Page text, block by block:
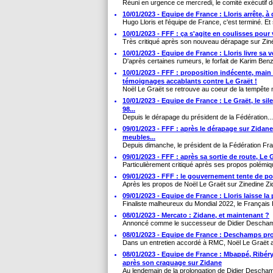
Réuni en urgence ce mercredi, le comité exécutif
10/01/2023 - Equipe de France : Lloris arrête,
Hugo Lloris et l'équipe de France, c'est terminé. Et
10/01/2023 - FFF : ça s'agite en coulisses pour
Très critiqué après son nouveau dérapage sur
10/01/2023 - Equipe de France : Lloris livre sa
D'après certaines rumeurs, le forfait de Karim
10/01/2023 - FFF : proposition indécente,
témoignages accablants contre Le Graët !
Noël Le Graët se retrouve au coeur de la tempête
10/01/2023 - Equipe de France : Le Graët, le
98...
Depuis le dérapage du président de la Fédération...
09/01/2023 - FFF : après le dérapage sur
meubles...
Depuis dimanche, le président de la Fédération
09/01/2023 - FFF : après sa sortie de route, Le
Particulièrement critiqué après ses propos
09/01/2023 - FFF : le gouvernement tente de
Après les propos de Noël Le Graët sur Zinedine
09/01/2023 - Equipe de France : Lloris laisse la
Finaliste malheureux du Mondial 2022, le Français
08/01/2023 - Mercato : Zidane, et maintenant ?
Annoncé comme le successeur de Didier
08/01/2023 - Equipe de France : Deschamps
Dans un entretien accordé à RMC, Noël Le Graët
08/01/2023 - Equipe de France : Mbappé,
après son craquage sur Zidane
Au lendemain de la prolongation de Didier